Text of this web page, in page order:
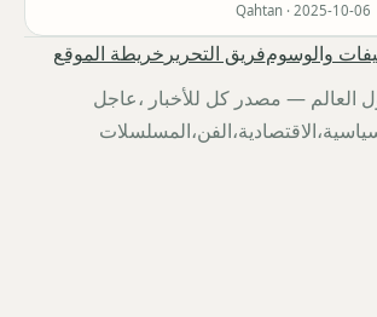
Qahtan · 2025-10-06
والوسومفريق التحرير خريطة الموقع
حلول العالم — مصدر كل للأخبار ،عاجل